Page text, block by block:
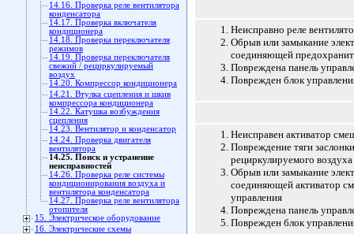
14.16. Проверка реле вентилятора
конденсатора
14.17. Проверка включателя
кондиционера
14.18. Проверка переключателя
режимов
14.19. Проверка переключателя
свежий / рециркулируемый
воздух
14.20. Компрессор кондиционера
14.21. Втулка сцепления и шкив
компрессора кондиционера
14.22. Катушка возбуждения
сцепления
14.23. Вентилятор и конденсатор
14.24. Проверка двигателя
вентилятора
14.25. Поиск и устранение
неисправностей
14.26. Проверка реле системы
кондиционирования воздуха и
вентилятора конденсатора
14.27. Проверка реле вентилятора
отопителя
15. Электрическое оборудование
16. Электрические схемы
Неисправно реле
Обрыв или замыкание
соединяющей
Повреждена панель
Поврежден блок
Неисправен активатор
Повреждение тяги
рециркулируемого воздуха
Обрыв или замыкание
соединяющей активатор
управления
Повреждена панель
Поврежден блок